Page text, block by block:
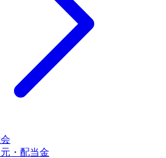
・配当金